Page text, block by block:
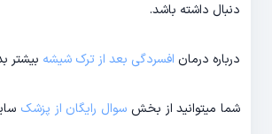
دنبال داشته باشد.
درباره درمان افسردگی بعد از ترک شیشه بیشتر
شما میتوانید از بخش سوال رایگان از پزشک